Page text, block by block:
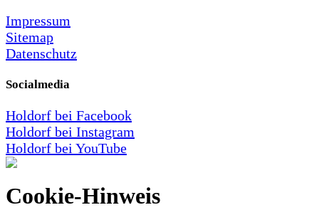
Impressum
Sitemap
Datenschutz
Socialmedia
Holdorf bei Facebook
Holdorf bei Instagram
Holdorf bei YouTube
Cookie-Hinweis